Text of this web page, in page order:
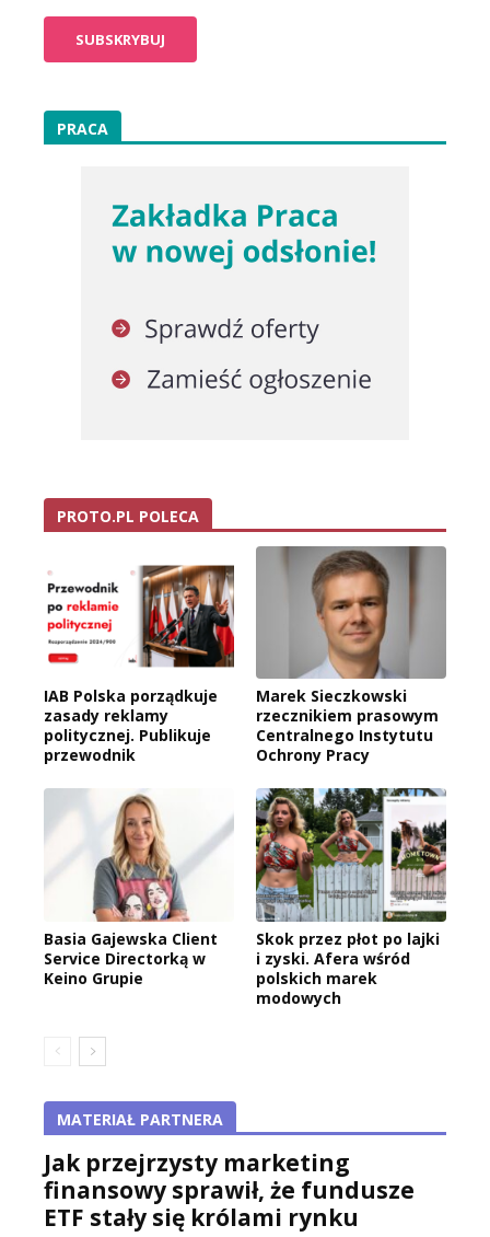
PRACA
PROTO.PL POLECA
IAB Polska porządkuje
zasady reklamy
politycznej. Publikuje
przewodnik
Marek Sieczkowski
rzecznikiem prasowym
Centralnego Instytutu
Ochrony Pracy
Basia Gajewska Client
Service Directorką w
Keino Grupie
Skok przez płot po lajki
i zyski. Afera wśród
polskich marek
modowych
MATERIAŁ PARTNERA
Jak przejrzysty marketing
finansowy sprawił, że fundusze
ETF stały się królami rynku